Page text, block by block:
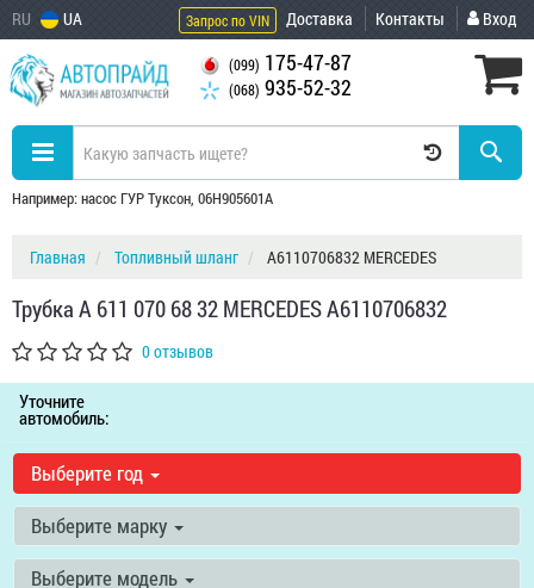
RU UA Запрос по VIN Доставка Контакты Вход
(099) 175-47-87
(068) 935-52-32
Например: насос ГУР Туксон, 06H905601A
Главная Топливный шланг A6110706832 MERCEDES
Трубка A 611 070 68 32 MERCEDES A6110706832
0 отзывов
Уточните
автомобиль:
Выберите год
Выберите марку
Выберите модель